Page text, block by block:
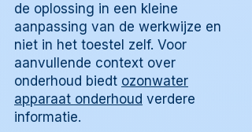
de oplossing in een kleine
aanpassing van de werkwijze en
niet in het toestel zelf. Voor
aanvullende context over
onderhoud biedt ozonwater
apparaat onderhoud verdere
informatie.